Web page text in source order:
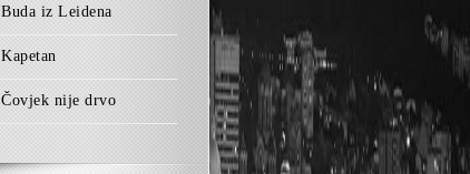
Buda iz Leidena
Kapetan
Čovjek nije drvo